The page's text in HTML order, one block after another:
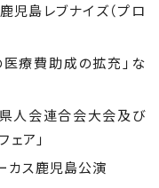
島レブナイズ（プロ
療費助成の拡充」な
人会連合会大会及び
ア」
カス鹿児島公演